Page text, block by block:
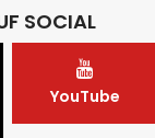
SOCIAL
YouTube
Baustelle in